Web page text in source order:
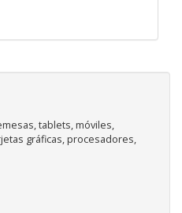
tablets, móviles,
gráficas, procesadores,